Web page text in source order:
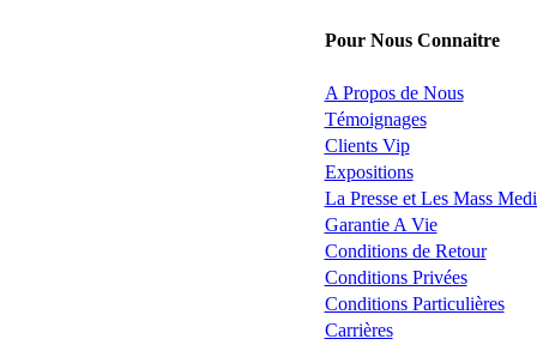
Pour Nous Connaitre
A Propos de Nous
Témoignages
Clients Vip
Expositions
La Presse et Les Mass
Garantie A Vie
Conditions de Retour
Conditions Privées
Conditions Particulières
Carrières